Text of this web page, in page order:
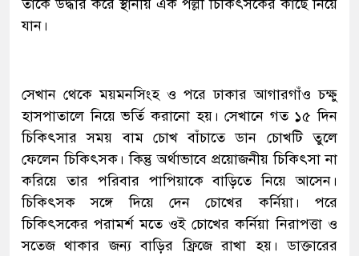
তাকে উদ্ধার করে স্থানীয় এক পল্লী চিকিৎসকের কাছে নিয়ে
যান।
সেখান থেকে ময়মনসিংহ ও পরে ঢাকার আগারগাঁও চক্ষু
হাসপাতালে নিয়ে ভর্তি করানো হয়। সেখানে গত ১৫ দিন
চিকিৎসার সময় বাম চোখ বাঁচাতে ডান চোখটি তুলে
ফেলেন চিকিৎসক। কিন্তু অর্থাভাবে প্রয়োজনীয় চিকিৎসা না
করিয়ে তার পরিবার পাপিয়াকে বাড়িতে নিয়ে আসেন।
চিকিৎসক সঙ্গে দিয়ে দেন চোখের কর্নিয়া। পরে
চিকিৎসকের পরামর্শ মতে ওই চোখের কর্নিয়া নিরাপত্তা ও
সতেজ থাকার জন্য বাড়ির ফ্রিজে রাখা হয়। ডাক্তারের